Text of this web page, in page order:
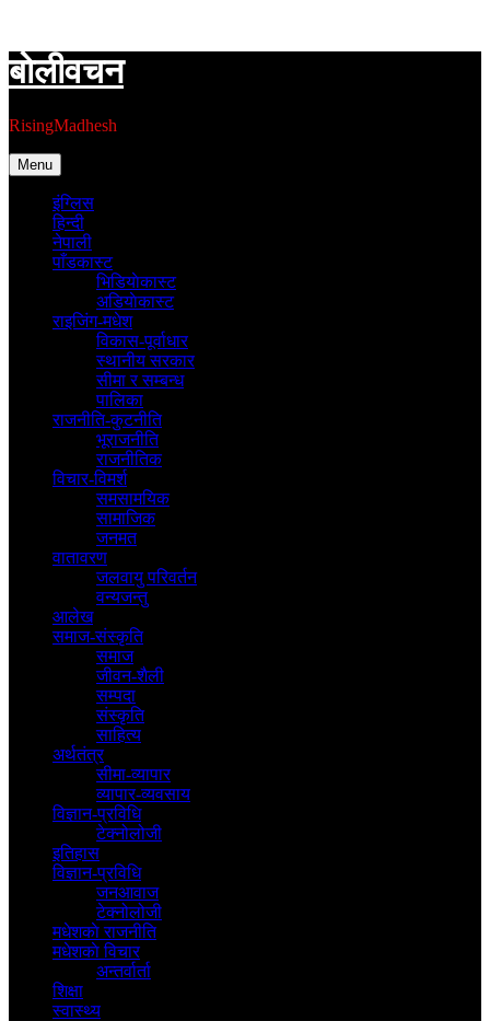
content
बाेलीवचन
RisingMadhesh
Menu
इंग्लिस
हिन्दी
नेपाली
पाँडकास्ट
भिडियाेकास्ट
अडियाेकास्ट
राइजिंग-मधेश
विकास-पूर्वाधार
स्थानीय सरकार
सीमा र सम्बन्ध
पालिका
राजनीति-कुटनीति
भूराजनीति
राजनीतिक
विचार-विमर्श
समसामयिक
सामाजिक
जनमत
वातावरण
जलवायु परिवर्तन
वन्यजन्तु
आलेख
समाज-संस्कृति
समाज
जीवन-शैली
सम्पदा
संस्कृति
साहित्य
अर्थतंत्र
सीमा-व्यापार
व्यापार-व्यवसाय
विज्ञान-प्रविधि
टेक्नोलोजी
इतिहास
विज्ञान-प्रविधि
जनआवाज
टेक्नोलोजी
मधेशकाे राजनीति
मधेशकाे विचार
अन्तर्वार्ता
शिक्षा
स्वास्थ्य